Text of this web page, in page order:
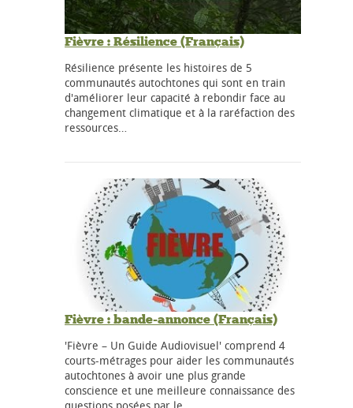
Fièvre : Résilience (Français)
Résilience présente les histoires de 5
communautés autochtones qui sont en train
d'améliorer leur capacité à rebondir face au
changement climatique et à la raréfaction des
ressources…
Fièvre : bande-annonce (Français)
'Fièvre – Un Guide Audiovisuel' comprend 4
courts-métrages pour aider les communautés
autochtones à avoir une plus grande
conscience et une meilleure connaissance des